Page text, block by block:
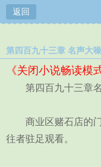
返回
第四百九十三章 名声大
《关闭小说畅读模
第四百九十三章名
商业区赌石店的门
往者驻足观看。